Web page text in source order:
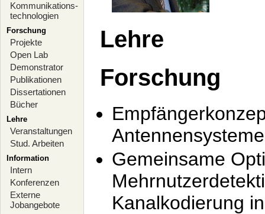
Kommunikations-
technologien
Forschung
Projekte
Open Lab
Demonstrator
Publikationen
Dissertationen
Bücher
Lehre
Veranstaltungen
Stud. Arbeiten
Information
Intern
Konferenzen
Externe
Jobangebote
Lehre
Forschung
Antennensysteme
Gemeinsame
Kanalkodierung